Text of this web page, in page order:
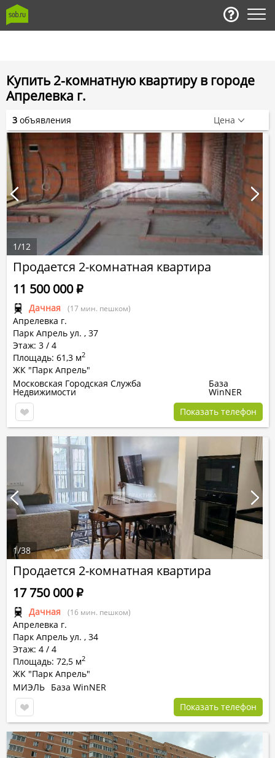
Купить 2-комнатную квартиру в городе
Апрелевка г.
Продается 2-комнатная квартира
Дачная (17 мин. пешком)
Апрелевка г.
Парк Апрель ул. , 37
Этаж: 3 / 4
Площадь: 61,3 м2
ЖК "Парк Апрель"
11 500 000Р
Московская Городская Служба
Недвижимости
База
WinNER
Показать телефон
1/12
Продается 2-комнатная квартира
Дачная (16 мин. пешком)
Апрелевка г.
Парк Апрель ул. , 34
Этаж: 4 / 4
Площадь: 72,5 м2
ЖК "Парк Апрель"
17 750 000Р
МИЭЛЬ База WinNER
Показать телефон
1/38
3 объявления Цена